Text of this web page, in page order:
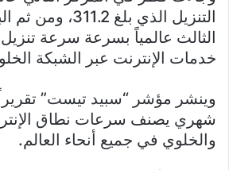
التنزيل الذي بلغ
خدمات الإنترنت عبر الشبكة
وينشر مؤشر “سبيد تيست”
شهري يصنف سرعات نطاق
والخلوي في جميع أنحاء العالم.